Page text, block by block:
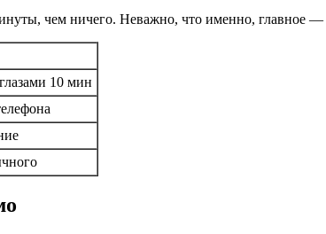
чем ничего. Неважно, что именно, главное
10 мин